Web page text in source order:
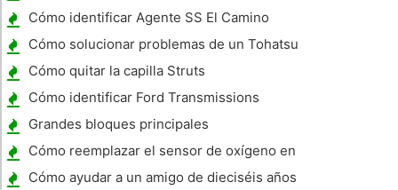
Motor 2006
Cómo identificar Agente SS El Camino
Cómo solucionar problemas de un Tohatsu
Cómo quitar la capilla Struts
Cómo identificar Ford Transmissions
Grandes bloques principales
especificaciones de torque del perno
prisionero
Cómo reemplazar el sensor de oxígeno en
un Dodge RAM 2002 4.7
Cómo ayudar a un amigo de dieciséis años